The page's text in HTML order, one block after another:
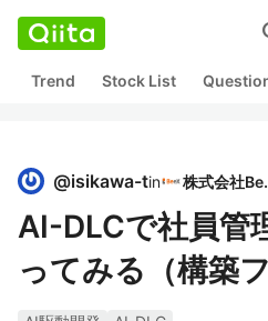
Trend Stock List
@isikawa-tin 株
AI-DLCで社員管
ってみる（構築